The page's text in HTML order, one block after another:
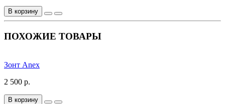
В корзину
ПОХОЖИЕ ТОВАРЫ
Зонт Anex
2 500 р.
В корзину